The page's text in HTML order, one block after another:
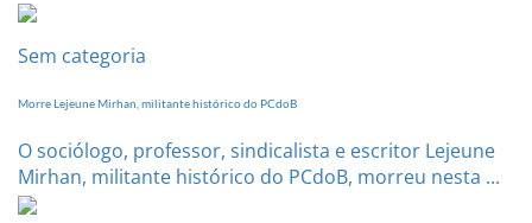
Sem categoria
Morre Lejeune Mirhan, militante histórico do PCdoB
O sociólogo, professor, sindicalista e escritor Lejeune
Mirhan, militante histórico do PCdoB, morreu nesta ...